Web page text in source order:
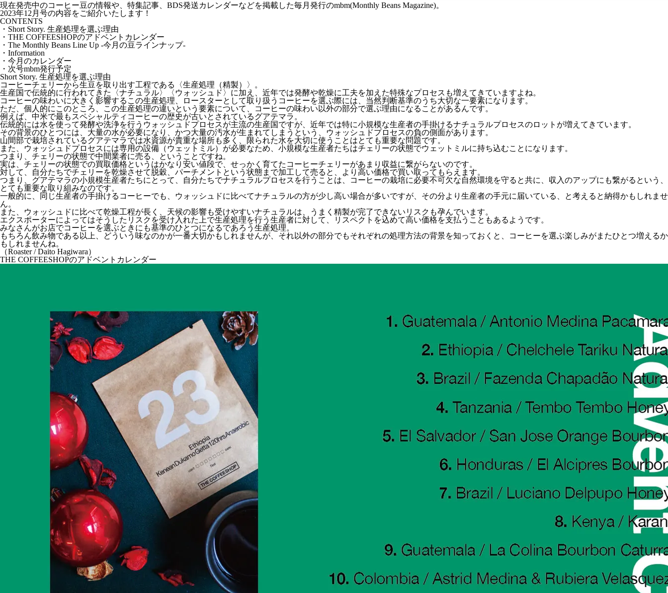
現在発売中のコーヒー豆の情報や、特集記事、BDS発送カレンダーなどを掲載した毎月発行のmbm(Monthly Beans Magazine)。
2023年12月号の内容をご紹介いたします！
CONTENTS
・Short Story. 生産処理を選ぶ理由
・THE COFFEESHOPのアドベントカレンダー
・The Monthly Beans Line Up -今月の豆ラインナップ-
・Information
・今月のカレンダー
・次号mbm発行予定
Short Story. 生産処理を選ぶ理由
コーヒーチェリーから生豆を取り出す工程である〈生産処理（精製）〉。
生産国で伝統的に行われてきた〈ナチュラル〉〈ウォッシュド〉に加え、近年では発酵や乾燥に工夫を加えた特殊なプロセスも増えてきていますよね。
コーヒーの味わいに大きく影響するこの生産処理、ロースターとして取り扱うコーヒーを選ぶ際には、当然判断基準のうち大切な一要素になります。
ただ、個人的にこのところ、この生産処理の違いという要素について、コーヒーの味わい以外の部分で選ぶ理由になることがあるんです。
例えば、中米で最もスペシャルティコーヒーの歴史が古いとされているグアテマラ。
伝統的には水を使って発酵や洗浄を行うウォッシュドプロセスが主流の生産国ですが、近年では特に小規模な生産者の手掛けるナチュラルプロセスのロットが増えてきています。
その背景のひとつには、大量の水が必要になり、かつ大量の汚水が生まれてしまうという、ウォッシュドプロセスの負の側面があります。
山間部で栽培されているグアテマラでは水資源が貴重な場所も多く、限られた水を大切に使うことはとても重要な問題です。
また、ウォッシュドプロセスには専用の設備（ウェットミル）が必要なため、小規模な生産者たちはチェリーの状態でウェットミルに持ち込むことになります。
つまり、チェリーの状態で中間業者に売る、ということですね。
実は、チェリーの状態での買取価格というはかなり安い値段で、せっかく育てたコーヒーチェリーがあまり収益に繋がらないのです。
対して、自分たちでチェリーを乾燥させて脱穀、パーチメントという状態まで加工して売ると、より高い価格で買い取ってもらえます。
つまり、グアテマラの小規模生産者たちにとって、自分たちでナチュラルプロセスを行うことは、コーヒーの栽培に必要不可欠な自然環境を守ると共に、収入のアップにも繋がるという、
とても重要な取り組みなのです。
一般的に、同じ生産者の手掛けるコーヒーでも、ウォッシュドに比べてナチュラルの方が少し高い場合が多いですが、その分より生産者の手元に届いている、と考えると納得かもしれませ
ん。
また、ウォッシュドに比べて乾燥工程が長く、天候の影響も受けやすいナチュラルは、うまく精製が完了できないリスクも孕んでいます。
エクスポーターによってはそうしたリスクを受け入れた上で生産処理を行う生産者に対して、リスペクトを込めて高い価格を支払うこともあるようです。
みなさんがお店でコーヒーを選ぶときにも基準のひとつになるであろう生産処理。
もちろん飲み物である以上、どういう味なのかが一番大切かもしれませんが、それ以外の部分でもそれぞれの処理方法の背景を知っておくと、コーヒーを選ぶ楽しみがまたひとつ増えるか
もしれませんね。
（Roaster / Daito Hagiwara）
THE COFFEESHOPのアドベントカレンダー